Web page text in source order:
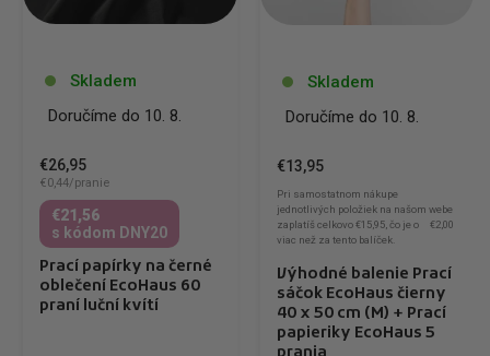
Skladem
Doručíme do 10. 8.
€26,95
€0,44/pranie
€21,56
s kódom DNY20
Prací papírky na černé
oblečení EcoHaus 60
praní luční kvítí
Skladem
Doručíme do 10. 8.
€13,95
Pri samostatnom nákupe
jednotlivých položiek na našom webe
zaplatíš celkovo€15,95, čo je o
€2,00
viac než za tento balíček.
Výhodné balenie Prací
sáčok EcoHaus čierny
40 x 50 cm (M) + Prací
papieriky EcoHaus 5